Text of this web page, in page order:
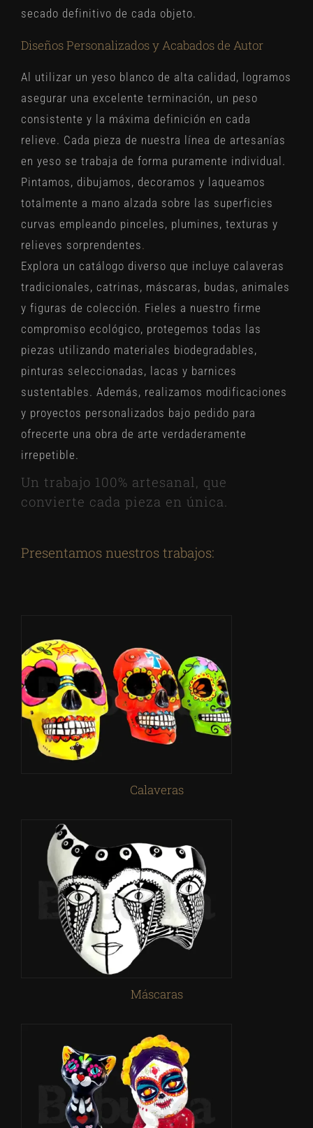
secado definitivo de cada objeto.
Diseños Personalizados y Acabados de Autor
Al utilizar un yeso blanco de alta calidad, logramos
asegurar una excelente terminación, un peso
consistente y la máxima definición en cada
relieve. Cada pieza de nuestra línea de artesanías
en yeso se trabaja de forma puramente individual.
Pintamos, dibujamos, decoramos y laqueamos
totalmente a mano alzada sobre las superficies
curvas empleando pinceles, plumines, texturas y
relieves sorprendentes.
Explora un catálogo diverso que incluye calaveras
tradicionales, catrinas, máscaras, budas, animales
y figuras de colección. Fieles a nuestro firme
compromiso ecológico, protegemos todas las
piezas utilizando materiales biodegradables,
pinturas seleccionadas, lacas y barnices
sustentables. Además, realizamos modificaciones
y proyectos personalizados bajo pedido para
ofrecerte una obra de arte verdaderamente
irrepetible.
Un trabajo 100% artesanal, que
convierte cada pieza en única.
Presentamos nuestros trabajos:
Calaveras
Máscaras